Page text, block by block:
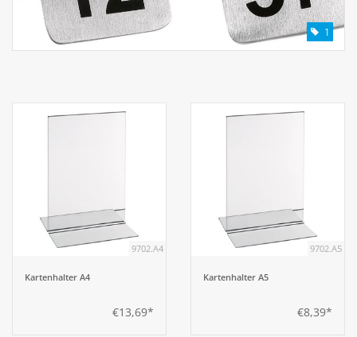
1
9702.A4
Kartenhalter A4
€13,69*
9702.A5
Kartenhalter A5
€8,39*